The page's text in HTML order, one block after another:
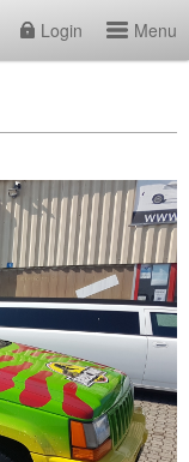
Login Menu